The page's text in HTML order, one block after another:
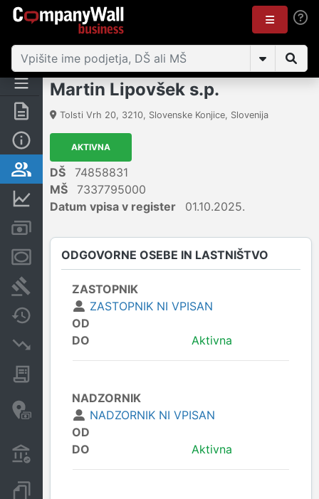
Povzetek
Odgovorne osebe in lastništvo
Zastavne pravice
Sodni postopki
Spremembe
Insolvenčni postopki
Davčne oaze in sumljive
transakcije
Transakcije iz državnega
Martin Lipovšek s.p.
Tolsti Vrh 20, 3210, Slovenske Konjice, Slovenija
AKTIVNA
DŠ
74858831
MŠ
7337795000
Datum vpisa v register
01.10.2025.
ODGOVORNE OSEBE IN LASTNIŠTVO
ZASTOPNIK
ZASTOPNIK NI VPISAN
OD
DO
Aktivna
NADZORNIK
NADZORNIK NI VPISAN
OD
DO
Aktivna